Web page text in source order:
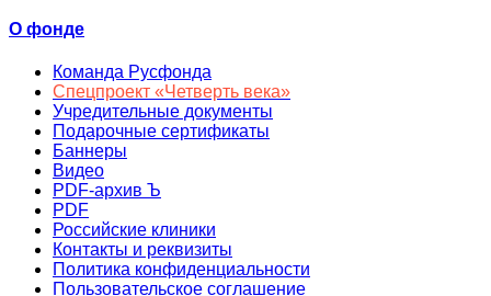
О фонде
Команда Русфонда
Спецпроект «Четверть века»
Учредительные документы
Подарочные сертификаты
Баннеры
Видео
PDF-архив Ъ
PDF
Российские клиники
Контакты и реквизиты
Политика конфиденциальности
Пользовательское соглашение